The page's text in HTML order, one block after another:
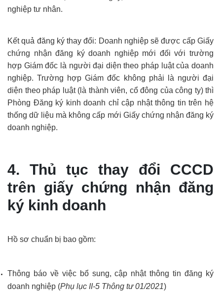
nghiệp tư nhân.
Kết quả đăng ký thay đổi: Doanh nghiệp sẽ được cấp Giấy
chứng nhận đăng ký doanh nghiệp mới đối với trường
hợp Giám đốc là người đại diện theo pháp luật của doanh
nghiệp. Trường hợp Giám đốc không phải là người đại
diện theo pháp luật (là thành viên, cổ đông của công ty) thì
Phòng Đăng ký kinh doanh chỉ cập nhật thông tin trên hệ
thống dữ liệu mà không cấp mới Giấy chứng nhận đăng ký
doanh nghiệp.
4. Thủ tục thay đổi CCCD
trên giấy chứng nhận đăng
ký kinh doanh
Hồ sơ chuẩn bị bao gồm:
Thông báo về việc bổ sung, cập nhật thông tin đăng ký
doanh nghiệp (Phụ lục II-5 Thông tư 01/2021)